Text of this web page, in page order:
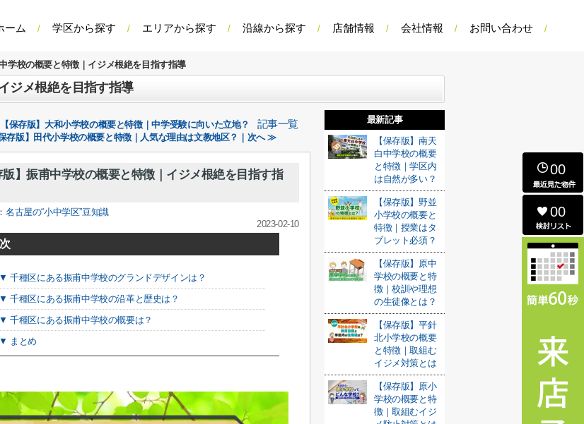
ーム 学区から探す エリアから探す 沿線から探す 店舗情報 会社情報 お問い合わせ
学校の概要と特徴｜イジメ根絶を目指す指導
ジメ根絶を目指す指導
保存版】大和小学校の概要と特徴｜中学受験に向いた立地？ 記事一覧
保存版】田代小学校の概要と特徴｜人気な理由は文教地区？｜次へ ≫
版】振甫中学校の概要と特徴｜イジメ根絶を目指す指
名古屋の“小中学区”豆知識
2023-02-10
▼ 千種区にある振甫中学校のグランドデザインは？
▼ 千種区にある振甫中学校の沿革と歴史は？
▼ 千種区にある振甫中学校の概要は？
▼ まとめ
最新記事
【保存版】南天
白中学校の概要
と特徴｜学区内
は自然が多い？
【保存版】野並
小学校の概要と
特徴｜授業はタ
ブレット必須？
【保存版】原中
学校の概要と特
徴｜校訓や理想
の生徒像とは？
【保存版】平針
北小学校の概要
と特徴｜取組む
イジメ対策とは
【保存版】原小
学校の概要と特
徴｜取組むイジ
00
00